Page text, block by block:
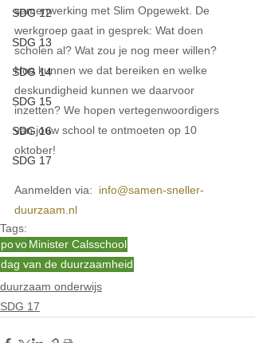
SDG 12
SDG 13
SDG 14
SDG 15
SDG 16
SDG 17
samenwerking met Slim Opgewekt. De
werkgroep gaat in gesprek: Wat doen
scholen al? Wat zou je nog meer willen?
Hoe kunnen we dat bereiken en welke
deskundigheid kunnen we daarvoor
inzetten? We hopen vertegenwoordigers
van jouw school te ontmoeten op 10
oktober!
Aanmelden via: info@samen-sneller-
duurzaam.nl
Tags:
povoMinister Calsschool
dag van de duurzaamheid
duurzaam onderwijs
SDG 17